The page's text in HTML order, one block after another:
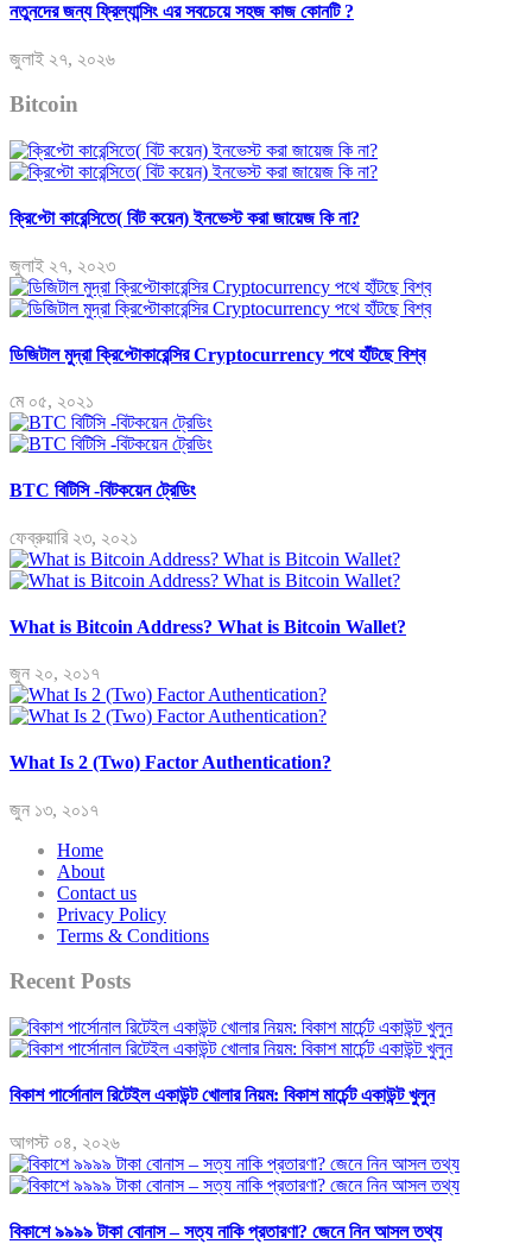
নতুনদের জন্য ফ্রিল্যান্সিং এর সবচেয়ে সহজ কাজ কোনটি ?
জুলাই ২৭, ২০২৬
Bitcoin
ক্রিপ্টো কারেন্সিতে( বিট কয়েন) ইনভেস্ট করা জায়েজ কি না?
জুলাই ২৭, ২০২৩
ডিজিটাল মুদ্রা ক্রিপ্টোকারেন্সির Cryptocurrency পথে হাঁটছে বিশ্ব
মে ০৫, ২০২১
BTC বিটিসি -বিটকয়েন ট্রেডিং
ফেব্রুয়ারি ২৩, ২০২১
What is Bitcoin Address? What is Bitcoin Wallet?
জুন ২০, ২০১৭
What Is 2 (Two) Factor Authentication?
জুন ১৩, ২০১৭
Home
About
Contact us
Privacy Policy
Terms & Conditions
Recent Posts
বিকাশ পার্সোনাল রিটেইল একাউন্ট খোলার নিয়ম: বিকাশ মার্চেন্ট একাউন্ট খুলুন
আগস্ট ০৪, ২০২৬
বিকাশে ৯৯৯৯ টাকা বোনাস – সত্য নাকি প্রতারণা? জেনে নিন আসল তথ্য